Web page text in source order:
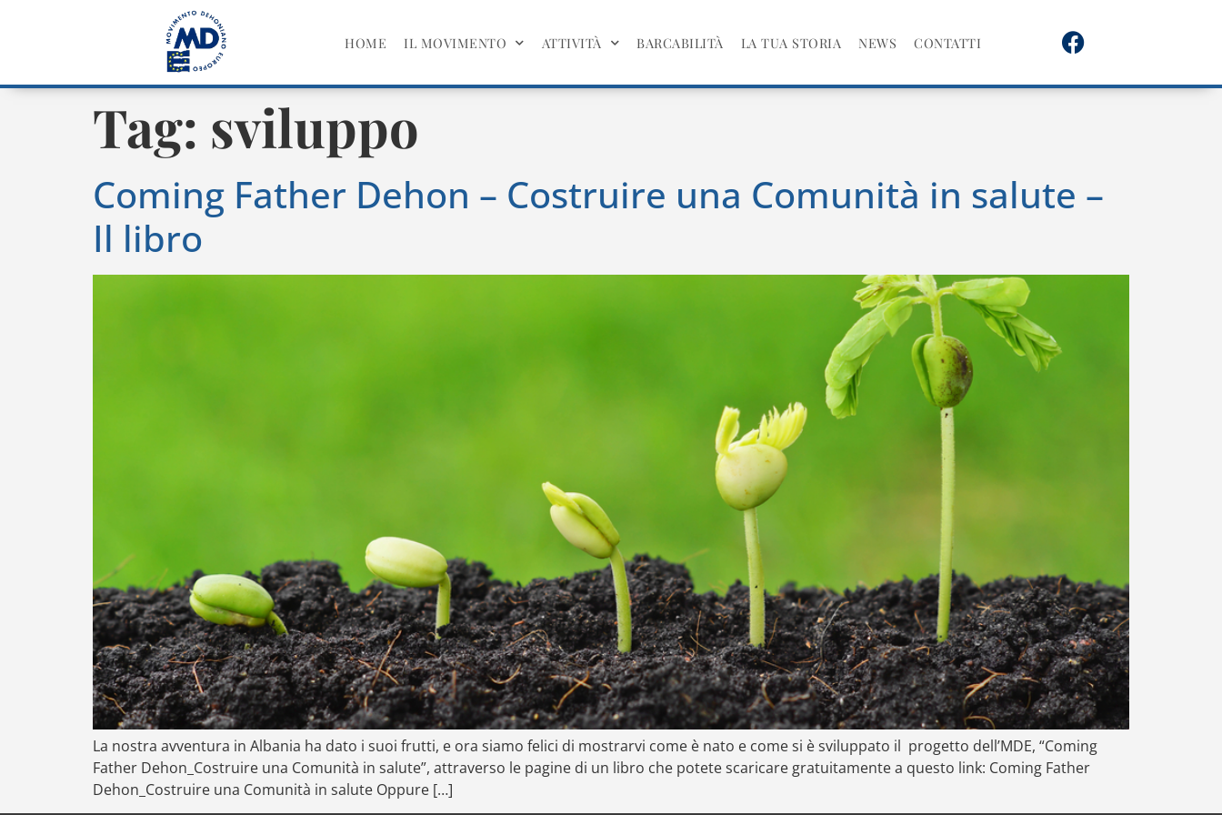
HOME IL MOVIMENTO ATTIVITÀ BARCABILITÀ LA TUA STORIA NEWS CONTATTI
Tag: sviluppo
Coming Father Dehon – Costruire una Comunità in salute –
Il libro
La nostra avventura in Albania ha dato i suoi frutti, e ora siamo felici di mostrarvi come è nato e come si è sviluppato il progetto dell’MDE, “Coming
Father Dehon_Costruire una Comunità in salute”, attraverso le pagine di un libro che potete scaricare gratuitamente a questo link: Coming Father
Dehon_Costruire una Comunità in salute Oppure […]